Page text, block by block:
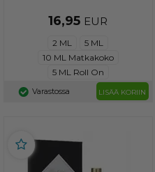
16,95 EUR
2 ML
5 ML
10 ML Matkakoko
5 ML Roll On
Varastossa LISÄÄ KORIIN